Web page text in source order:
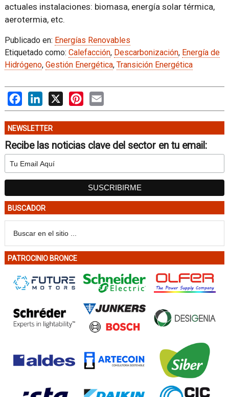
actuales instalaciones: biomasa, energía solar térmica,
aerotermia, etc.
Publicado en: Energías Renovables
Etiquetado como: Calefacción, Descarbonización, Energía de
Hidrógeno, Gestión Energética, Transición Energética
FacebookLinkedIn Pinterest
NEWSLETTER
Recibe las noticias clave del sector en tu email:
BUSCADOR
PATROCINIO BRONCE